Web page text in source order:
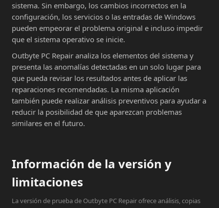
sistema. Sin embargo, los cambios incorrectos en la
configuración, los servicios o las entradas de Windows
pueden empeorar el problema original e incluso impedir
que el sistema operativo se inicie.
Outbyte PC Repair analiza los elementos del sistema y
presenta las anomalías detectadas en un solo lugar para
que pueda revisar los resultados antes de aplicar las
reparaciones recomendadas. La misma aplicación
también puede realizar análisis preventivos para ayudar a
reducir la posibilidad de que aparezcan problemas
similares en el futuro.
Información de la versión y
limitaciones
La versión de prueba de Outbyte PC Repair ofrece análisis, copias